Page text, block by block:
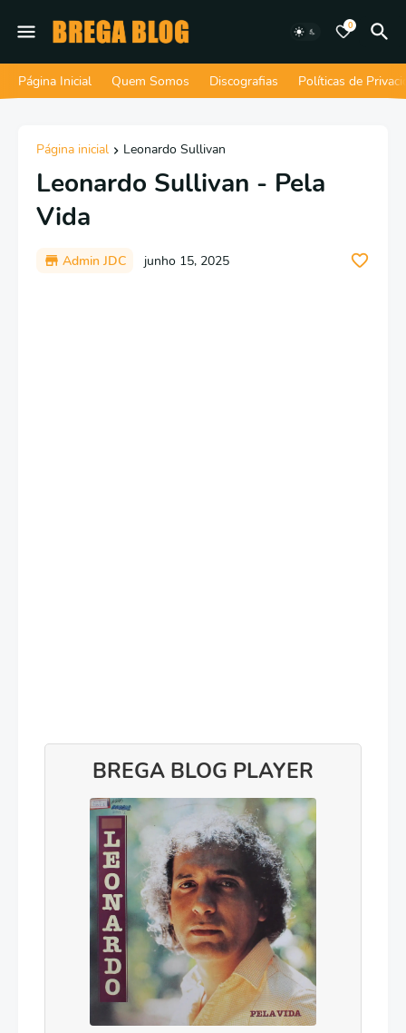
0
Página Inicial Quem Somos Discografias Políticas de
Página inicial Leonardo Sullivan
Leonardo Sullivan - Pela
Vida
Admin JDC junho 15, 2025
BREGA BLOG PLAYER